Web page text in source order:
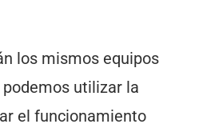
los mismos equipos
utilizar la
el funcionamiento